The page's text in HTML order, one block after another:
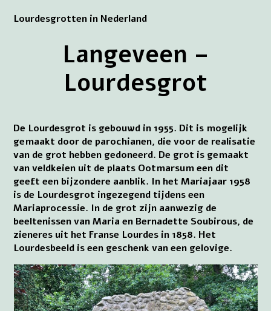
Lourdesgrotten in Nederland
Langeveen –
Lourdesgrot
De Lourdesgrot is gebouwd in 1955. Dit is mogelijk
gemaakt door de parochianen, die voor de realisatie
van de grot hebben gedoneerd. De grot is gemaakt
van veldkeien uit de plaats Ootmarsum een dit
geeft een bijzondere aanblik. In het Mariajaar 1958
is de Lourdesgrot ingezegend tijdens een
Mariaprocessie. In de grot zijn aanwezig de
beeltenissen van Maria en Bernadette Soubirous, de
zieneres uit het Franse Lourdes in 1858. Het
Lourdesbeeld is een geschenk van een gelovige.